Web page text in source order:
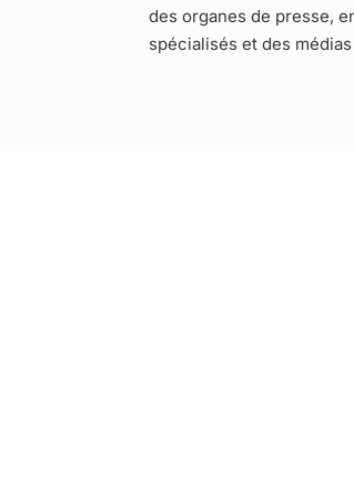
des organes de presse,
spécialisés et des